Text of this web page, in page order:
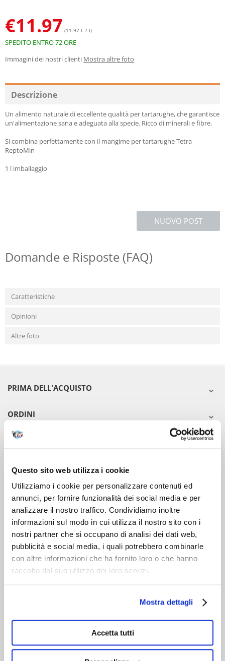
Questo sito web utilizza i cookie
Utilizziamo i cookie per personalizzare contenuti ed
annunci, per fornire funzionalità dei social media e per
analizzare il nostro traffico. Condividiamo inoltre
informazioni sul modo in cui utilizza il nostro sito con i
nostri partner che si occupano di analisi dei dati web,
pubblicità e social media, i quali potrebbero combinarle
con altre informazioni che ha fornito loro o che hanno
raccolto dal suo utilizzo dei loro servizi.
Mostra dettagli
Accetta tutti
€11.97 (11.97 € / l)
SPEDITO ENTRO 72 ORE
Immagini dei nostri clienti Mostra altre foto
Descrizione
Un alimento naturale di eccellente qualità per tartarughe, che garantisce
un'alimentazione sana e adeguata alla specie. Ricco di minerali e fibre.
Si combina perfettamente con il mangime per tartarughe Tetra
ReptoMin
1 l imballaggio
NUOVO POST
Domande e Risposte (FAQ)
Caratteristiche
Opinioni
Altre foto
PRIMA DELL'ACQUISTO
ORDINI
DOPO L'ACQUISTO
VIENI A CONOSCERCI